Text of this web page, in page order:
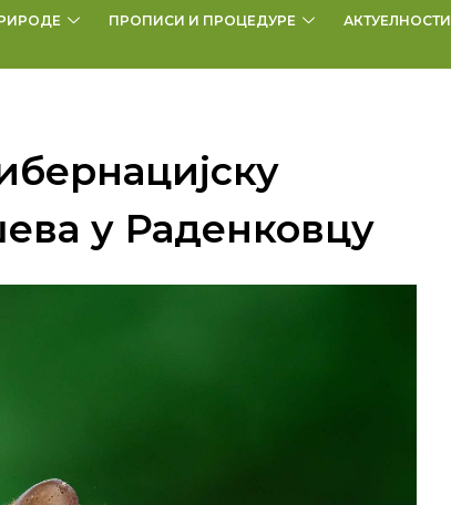
ПРОПИСИ И ПРОЦЕДУРЕ АКТУЕЛНОСТИ
у Раденковцу